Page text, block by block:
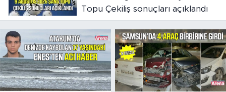
Topu Çekiliş sonuçları açıklandı